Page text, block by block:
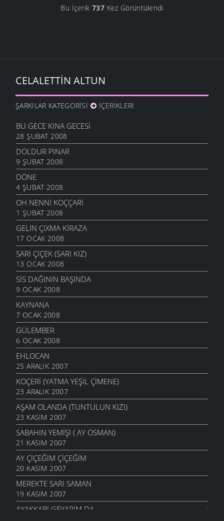
Bu İçerik 737Kez Görüntülendi
CELALETTIN ALTUN
ŞARKILAR KATEGORISI İÇERIKLERI
BU GECE KINA GECESI
28 ŞUBAT 2008
DOLDUR PINAR
9 ŞUBAT 2008
DÖNE
4 ŞUBAT 2008
OH NENNI KOÇÇARI
1 ŞUBAT 2008
GELIN ÇIXMA KIRAZA
17 OCAK 2008
SARI ÇIÇEK (SARI KIZ)
13 OCAK 2008
SIS DAĞININ BAŞINDA
9 OCAK 2008
KAYNANA
7 OCAK 2008
GÜLEMBER
6 OCAK 2008
EHLOCAN
25 ARALIK 2007
KOÇERI (YATMA YEŞIL ÇIMENE)
23 ARALIK 2007
AŞAM OLANDA (TUNTULUN KIZI)
23 KASIM 2007
SABAHIN YEMIŞI ( AY OSMAN)
21 KASIM 2007
AY ÇIÇEĞIM ÇIÇEĞIM
20 KASIM 2007
MEREKTE SARI SAMAN
19 KASIM 2007
AYAKKABI GEYARIM DA